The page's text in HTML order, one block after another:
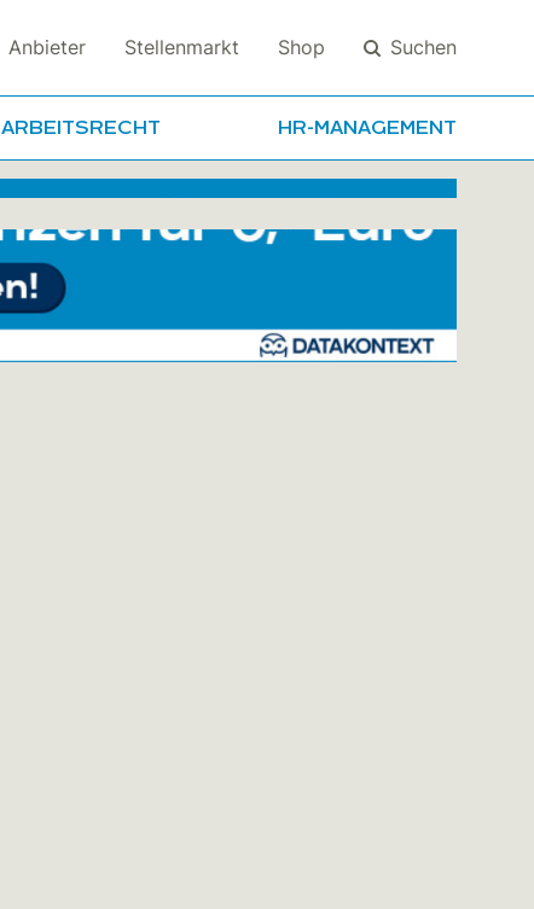
Anbieter Stellenmarkt Shop Suchen
ARBEITSRECHT HR-MANAGEMENT